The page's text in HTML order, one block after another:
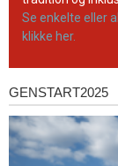
Se enkelte eller
klikke her.
Genstart2025
GENSTART2025